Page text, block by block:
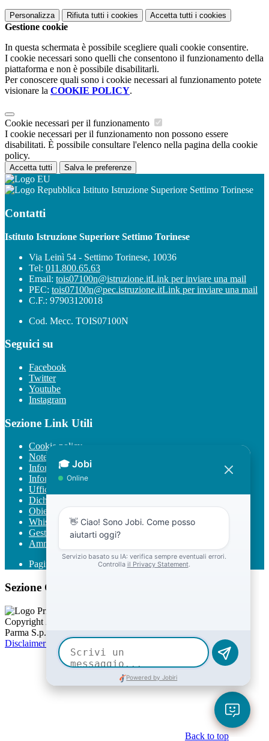
Personalizza Rifiuta tutti i cookies Accetta tutti i cookies
Gestione cookie
In questa schermata è possibile scegliere quali cookie consentire.
I cookie necessari sono quelli che consentono il funzionamento della
piattaforma e non è possibile disabilitarli.
Per conoscere quali sono i cookie necessari al funzionamento potete
visionare la COOKIE POLICY.
Cookie necessari per il funzionamento
I cookie necessari per il funzionamento non possono essere
disabilitati. È possibile consultare l'elenco nella pagina della cookie
policy.
Accetta tutti Salva le preferenze
Istituto Istruzione Superiore Settimo Torinese
Contatti
Istituto Istruzione Superiore Settimo Torinese
Via Leinì 54 - Settimo Torinese, 10036
Tel: 011.800.65.63
Email: tois07100n@istruzione.itLink per inviare una mail
PEC: tois07100n@pec.istruzione.itLink per inviare una mail
C.F.: 97903120018
Cod. Mecc. TOIS07100N
Seguici su
Facebook
Twitter
Youtube
Instagram
Sezione Link Utili
Cookie policy
Note legali
Informativa Privacy
Informativa Privacy chatbot Jobi
Ufficio Relazioni con il Pubblico
Dichiarazione di accessibilità
Obiettivi di accessibilità
Whistleblowing
Gestione consensi cookie
Amministrazione trasparente
Pagina visualizzata672volte
Sezione Copyright
Copyright 2026 | Engineered and powered by Gruppo Spaggiari
Parma S.p.A. | Divisione Publishing & New Social Media
Disclaimer trattamento dati personali
Back to top